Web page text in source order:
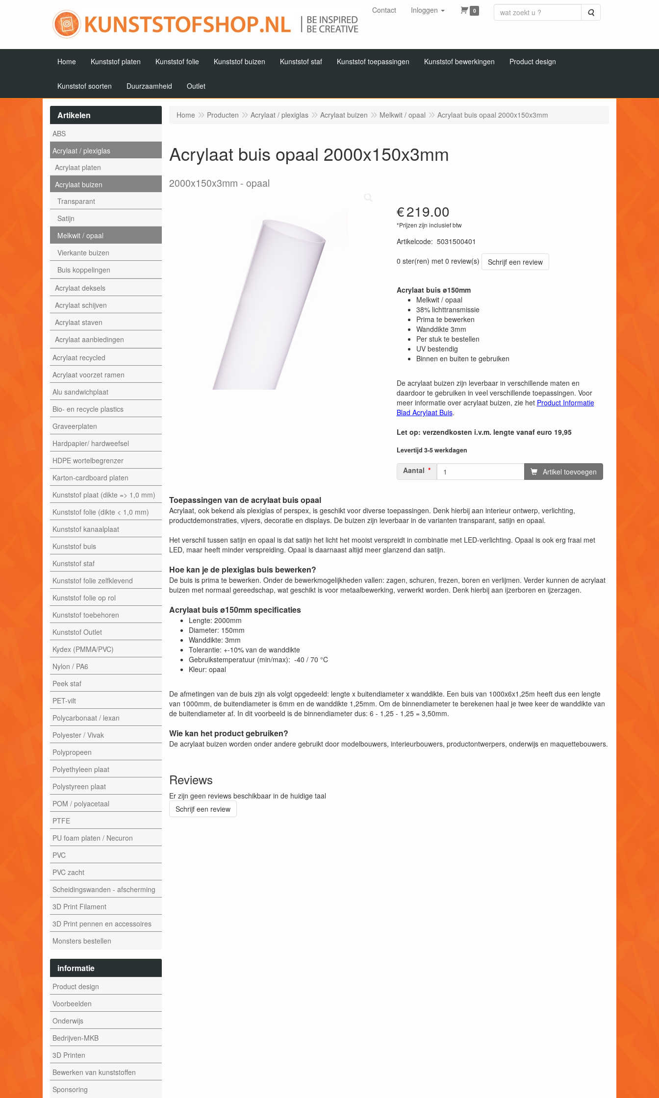
Contact Inloggen 0 Zoeken
Home Kunststof platen Kunststof folie Kunststof buizen Kunststof staf Kunststof toepassingen Kunststof bewerkingen Product design
Kunststof soorten Duurzaamheid Outlet
Artikelen
ABS
Acrylaat / plexiglas
Acrylaat platen
Acrylaat buizen
Transparant
Satijn
Melkwit / opaal
Vierkante buizen
Buis koppelingen
Acrylaat deksels
Acrylaat schijven
Acrylaat staven
Acrylaat aanbiedingen
Acrylaat recycled
Acrylaat voorzet ramen
Alu sandwichplaat
Bio- en recycle plastics
Graveerplaten
Hardpapier/ hardweefsel
HDPE wortelbegrenzer
Karton-cardboard platen
Kunststof plaat (dikte => 1,0 mm)
Kunststof folie (dikte < 1,0 mm)
Kunststof kanaalplaat
Kunststof buis
Kunststof staf
Kunststof folie zelfklevend
Kunststof folie op rol
Kunststof toebehoren
Kunststof Outlet
Kydex (PMMA/PVC)
Nylon / PA6
Peek staf
PET-vilt
Polycarbonaat / lexan
Polyester / Vivak
Polypropeen
Polyethyleen plaat
Polystyreen plaat
POM / polyacetaal
PTFE
PU foam platen / Necuron
PVC
PVC zacht
Scheidingswanden - afscherming
3D Print Filament
3D Print pennen en accessoires
Monsters bestellen
informatie
Product design
Voorbeelden
Onderwijs
Bedrijven-MKB
3D Printen
Bewerken van kunststoffen
Sponsoring
Home Producten Acrylaat / plexiglas Acrylaat buizen Melkwit / opaal Acrylaat buis opaal 2000x150x3mm
Acrylaat buis opaal 2000x150x3mm
2000x150x3mm opaal
€219.00
*Prijzen zijn inclusief btw
Artikelcode: 5031500401
0 ster(ren) met 0 review(s)
Schrijf een review
Acrylaat buis ø150mm
Melkwit / opaal
38% lichttransmissie
Prima te bewerken
Wanddikte 3mm
Per stuk te bestellen
UV bestendig
Binnen en buiten te gebruiken
De acrylaat buizen zijn leverbaar in verschillende maten en
daardoor te gebruiken in veel verschillende toepassingen. Voor
meer informatie over acrylaat buizen, zie het Product Informatie
Blad Acrylaat Buis.
Let op: verzendkosten i.v.m. lengte vanaf euro 19,95
Levertijd 3-5 werkdagen
Aantal Artikel toevoegen
Toepassingen van de acrylaat buis opaal
Acrylaat, ook bekend als plexiglas of perspex, is geschikt voor diverse toepassingen. Denk hierbij aan interieur ontwerp, verlichting,
productdemonstraties, vijvers, decoratie en displays. De buizen zijn leverbaar in de varianten transparant, satijn en opaal.
Het verschil tussen satijn en opaal is dat satijn het licht het mooist verspreidt in combinatie met LED-verlichting. Opaal is ook erg fraai met
LED, maar heeft minder verspreiding. Opaal is daarnaast altijd meer glanzend dan satijn.
Hoe kan je de plexiglas buis bewerken?
De buis is prima te bewerken. Onder de bewerkmogelijkheden vallen: zagen, schuren, frezen, boren en verlijmen. Verder kunnen de acrylaat
buizen met normaal gereedschap, wat geschikt is voor metaalbewerking, verwerkt worden. Denk hierbij aan ijzerboren en ijzerzagen.
Acrylaat buis ø150mm specificaties
Lengte: 2000mm
Diameter: 150mm
Wanddikte: 3mm
Tolerantie: +-10% van de wanddikte
Gebruikstemperatuur (min/max): -40 / 70 °C
Kleur: opaal
De afmetingen van de buis zijn als volgt opgedeeld: lengte x buitendiameter x wanddikte. Een buis van 1000x6x1,25m heeft dus een lengte
van 1000mm, de buitendiameter is 6mm en de wanddikte 1,25mm. Om de binnendiameter te berekenen haal je twee keer de wanddikte van
de buitendiameter af. In dit voorbeeld is de binnendiameter dus: 6 - 1,25 - 1,25 = 3,50mm.
Wie kan het product gebruiken?
De acrylaat buizen worden onder andere gebruikt door modelbouwers, interieurbouwers, productontwerpers, onderwijs en maquettebouwers.
Reviews
Er zijn geen reviews beschikbaar in de huidige taal
Schrijf een review